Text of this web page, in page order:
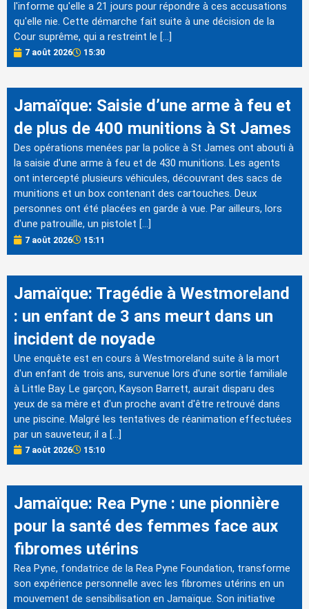
l'informe qu'elle a 21 jours pour répondre à ces accusations
qu'elle nie. Cette démarche fait suite à une décision de la
Cour suprême, qui a restreint le […]
7 août 2026 15:30
Jamaïque: Saisie d’une arme à feu et
de plus de 400 munitions à St James
Des opérations menées par la police à St James ont abouti à
la saisie d'une arme à feu et de 430 munitions. Les agents
ont intercepté plusieurs véhicules, découvrant des sacs de
munitions et un box contenant des cartouches. Deux
personnes ont été placées en garde à vue. Par ailleurs, lors
d'une patrouille, un pistolet […]
7 août 2026 15:11
Jamaïque: Tragédie à Westmoreland
: un enfant de 3 ans meurt dans un
incident de noyade
Une enquête est en cours à Westmoreland suite à la mort
d'un enfant de trois ans, survenue lors d'une sortie familiale
à Little Bay. Le garçon, Kayson Barrett, aurait disparu des
yeux de sa mère et d'un proche avant d'être retrouvé dans
une piscine. Malgré les tentatives de réanimation effectuées
par un sauveteur, il a […]
7 août 2026 15:10
Jamaïque: Rea Pyne : une pionnière
pour la santé des femmes face aux
fibromes utérins
Rea Pyne, fondatrice de la Rea Pyne Foundation, transforme
son expérience personnelle avec les fibromes utérins en un
mouvement de sensibilisation en Jamaïque. Son initiative